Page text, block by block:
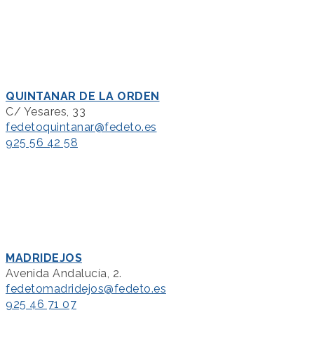
QUINTANAR DE LA ORDEN
C/ Yesares, 33
fedetoquintanar@fedeto.es
925 56 42 58
MADRIDEJOS
Avenida Andalucía, 2.
fedetomadridejos@fedeto.es
925 46 71 07